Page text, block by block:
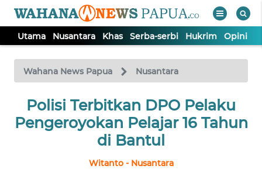
Utama Nusantara Khas Serba-serbi Hukrim Opini
Wahana News Papua Nusantara
Polisi Terbitkan DPO Pelaku
Pengeroyokan Pelajar 16 Tahun
di Bantul
Witanto - Nusantara
TV
Tutup
UTAMA